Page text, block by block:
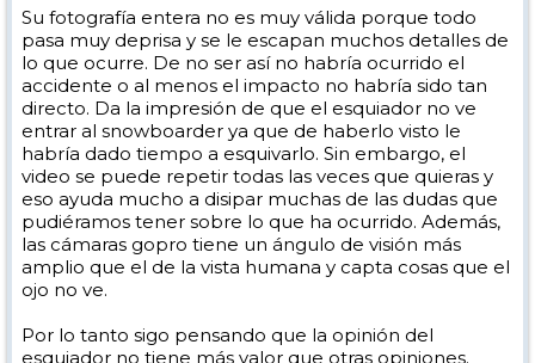
nada, pero el destrozo que se podían haber hecho es fino.
Su fotografía entera no es muy válida porque todo
pasa muy deprisa y se le escapan muchos detalles de
lo que ocurre. De no ser así no habría ocurrido el
accidente o al menos el impacto no habría sido tan
directo. Da la impresión de que el esquiador no ve
entrar al snowboarder ya que de haberlo visto le
habría dado tiempo a esquivarlo. Sin embargo, el
video se puede repetir todas las veces que quieras y
eso ayuda mucho a disipar muchas de las dudas que
pudiéramos tener sobre lo que ha ocurrido. Además,
las cámaras gopro tiene un ángulo de visión más
amplio que el de la vista humana y capta cosas que el
ojo no ve.
Por lo tanto sigo pensando que la opinión del
esquiador no tiene más valor que otras opiniones.